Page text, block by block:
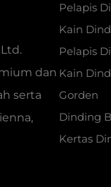
dan
serta
Pelapis
Kain
Pelapis
Kain
Gorden
Dinding
Kertas